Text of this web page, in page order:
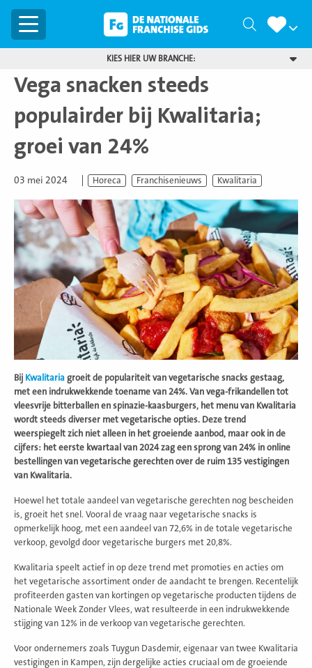
Menu Zoeken
KIES HIER UW BRANCHE:
Vega snacken steeds
populairder bij Kwalitaria;
groei van 24%
03 mei 2024 Horeca Franchisenieuws Kwalitaria
Bij Kwalitaria groeit de populariteit van vegetarische snacks gestaag,
met een indrukwekkende toename van 24%. Van vega-frikandellen tot
vleesvrije bitterballen en spinazie-kaasburgers, het menu van Kwalitaria
wordt steeds diverser met vegetarische opties. Deze trend
weerspiegelt zich niet alleen in het groeiende aanbod, maar ook in de
cijfers: het eerste kwartaal van 2024 zag een sprong van 24% in online
bestellingen van vegetarische gerechten over de ruim 135 vestigingen
van Kwalitaria.
Hoewel het totale aandeel van vegetarische gerechten nog bescheiden
is, groeit het snel. Vooral de vraag naar vegetarische snacks is
opmerkelijk hoog, met een aandeel van 72,6% in de totale vegetarische
verkoop, gevolgd door vegetarische burgers met 20,8%.
Kwalitaria speelt actief in op deze trend met promoties en acties om
het vegetarische assortiment onder de aandacht te brengen. Recentelijk
profiteerden gasten van kortingen op vegetarische producten tijdens de
Nationale Week Zonder Vlees, wat resulteerde in een indrukwekkende
stijging van 12% in de verkoop van vegetarische gerechten.
Voor ondernemers zoals Tuygun Dasdemir, eigenaar van twee Kwalitaria
vestigingen in Kampen, zijn dergelijke acties cruciaal om de groeiende